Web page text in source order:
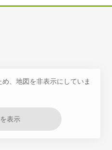
、地図を非表示にしていま
表示